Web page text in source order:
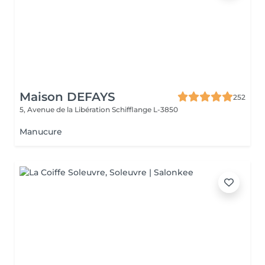
Maison DEFAYS
252
5, Avenue de la Libération Schifflange L-3850
Manucure